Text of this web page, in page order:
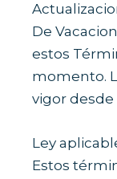
De
estos
momento.
vigor desde
Ley
Estos